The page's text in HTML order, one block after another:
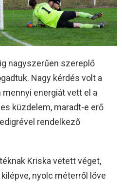
nagyszerűen szereplő
Nagy kérdés volt a
energiát vett el a
küzdelem, maradt-e erő
rendelkező
Kriska vetett véget,
nyolc méterről lőve